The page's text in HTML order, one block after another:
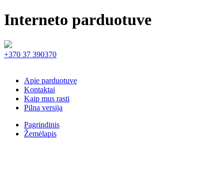
Interneto parduotuve
+370 37 390370
Apie parduotuvę
Kontaktai
Kaip mus rasti
Pilna versija
Pagrindinis
Žemėlapis